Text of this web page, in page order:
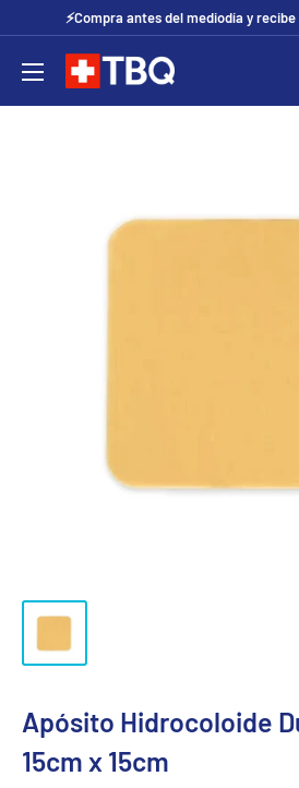
contenido
⚡Compra antes del mediodía y
tubotiquin.cl
Apósito Hidrocoloide
15cm x 15cm